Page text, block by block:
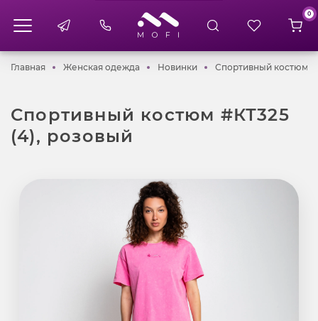
0
ГлавнаяГлавнаяЖенская одежда Женская одежда
НовинкиНовинкиСпортивный костюм
Спортивный костюм #КТ325
(4), розовый